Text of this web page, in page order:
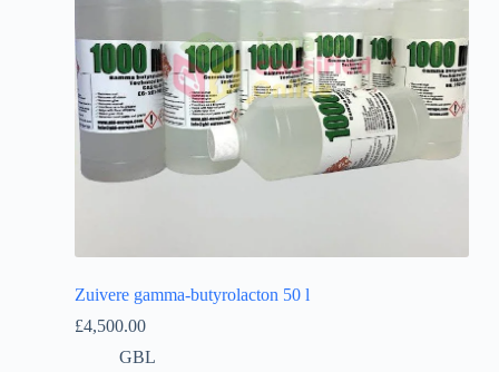
Zuivere gamma-butyrolacton 50 l
£4,500.00
GBL